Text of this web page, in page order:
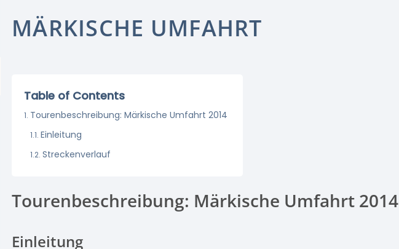
MÄRKISCHE UMFAHRT
Table of Contents
Tourenbeschreibung: Märkische Umfahrt 2014
Einleitung
Streckenverlauf
Tourenbeschreibung: Märkische Umfahrt 2014
Einleitung